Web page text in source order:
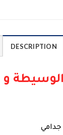
DESCRIPTION
و
جدامي